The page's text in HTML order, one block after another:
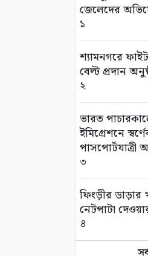
জেলেদের
১
শ্যামনগরে
বেল্ট প্রদান
২
ভারত
ইমিগ্রেশনে
৩
ফিংড়ীর
নেটপাটা
৪